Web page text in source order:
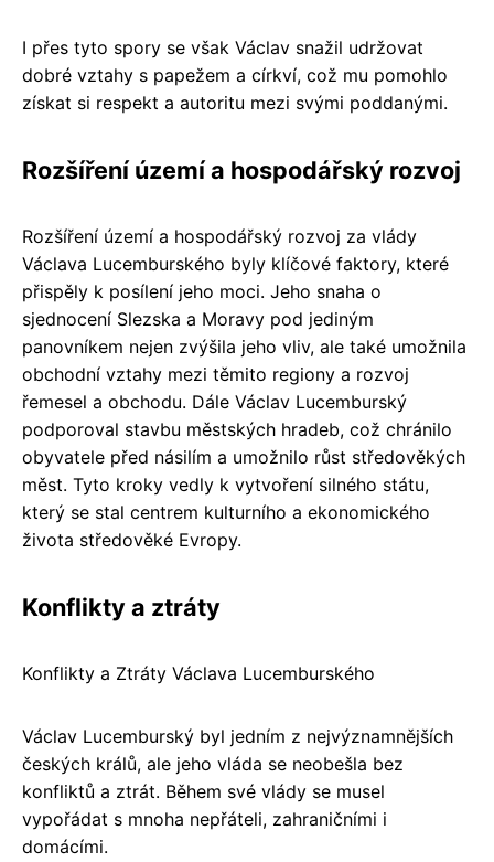
I přes tyto spory se však Václav snažil udržovat
dobré vztahy s papežem a církví, což mu pomohlo
získat si respekt a autoritu mezi svými poddanými.
Rozšíření území a hospodářský rozvoj
Rozšíření území a hospodářský rozvoj za vlády
Václava Lucemburského byly klíčové faktory, které
přispěly k posílení jeho moci. Jeho snaha o
sjednocení Slezska a Moravy pod jediným
panovníkem nejen zvýšila jeho vliv, ale také umožnila
obchodní vztahy mezi těmito regiony a rozvoj
řemesel a obchodu. Dále Václav Lucemburský
podporoval stavbu městských hradeb, což chránilo
obyvatele před násilím a umožnilo růst středověkých
měst. Tyto kroky vedly k vytvoření silného státu,
který se stal centrem kulturního a ekonomického
života středověké Evropy.
Konflikty a ztráty
Konflikty a Ztráty Václava Lucemburského
Václav Lucemburský byl jedním z nejvýznamnějších
českých králů, ale jeho vláda se neobešla bez
konfliktů a ztrát. Během své vlády se musel
vypořádat s mnoha nepřáteli, zahraničními i
domácími.